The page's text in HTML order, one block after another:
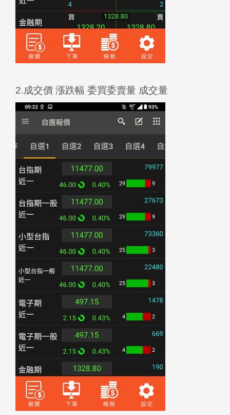
2.成交價 漲跌幅 委買委賣量 成交量